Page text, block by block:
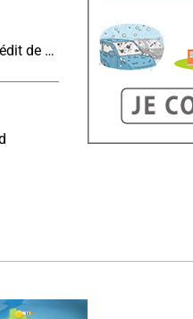
Vague de chaleur et canicule : vers un record inédit de chaleur durable en France